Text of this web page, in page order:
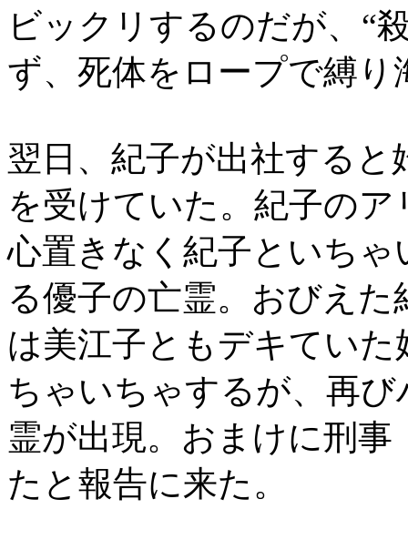
ビックリするのだが、“
ず、死体をロープで縛り
翌日、紀子が出社すると
を受けていた。紀子の
心置きなく紀子といち
る優子の亡霊。おびえ
は美江子ともデキてい
ちゃいちゃするが、再
霊が出現。おまけに刑
たと報告に来た。